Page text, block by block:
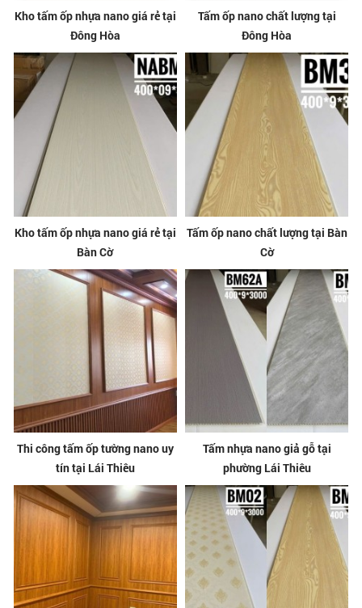
Kho tấm ốp nhựa nano giá rẻ tại
Đông Hòa
Tấm ốp nano chất lượng tại
Đông Hòa
Kho tấm ốp nhựa nano giá rẻ tại
Bàn Cờ
Tấm ốp nano chất lượng tại Bàn
Cờ
Thi công tấm ốp tường nano uy
tín tại Lái Thiêu
Tấm nhựa nano giả gỗ tại
phường Lái Thiêu